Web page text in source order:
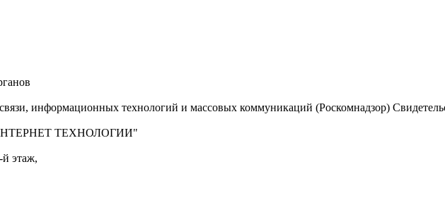
информационных технологий и массовых коммуникаций (Роскомнадзор)
"ИНТЕРНЕТ ТЕХНОЛОГИИ"
этаж,